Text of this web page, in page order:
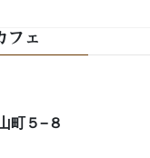
ェ
町５−８